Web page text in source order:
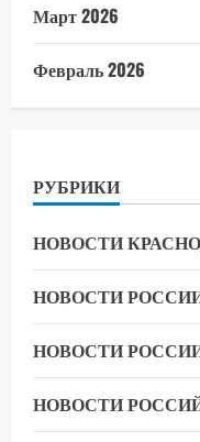
Март 2026
Февраль 2026
РУБРИКИ
НОВОСТИ
НОВОСТИ
НОВОСТИ
НОВОСТИ